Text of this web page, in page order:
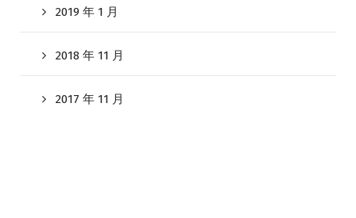
2019 年 1 月
2018 年 11 月
2017 年 11 月